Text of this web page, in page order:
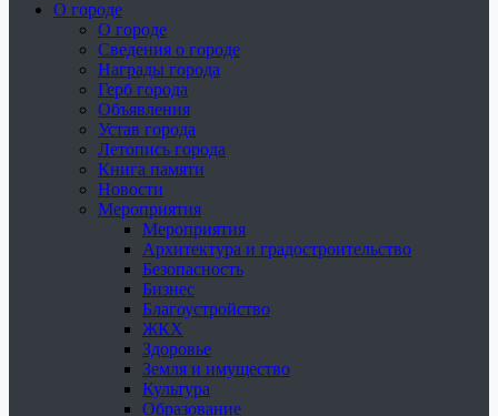
О городе
О городе
Сведения о городе
Награды города
Герб города
Объявления
Устав города
Летопись города
Книга памяти
Новости
Мероприятия
Мероприятия
Архитектура и градостроительство
Безопасность
Бизнес
Благоустройство
ЖКХ
Здоровье
Земля и имущество
Культура
Образование